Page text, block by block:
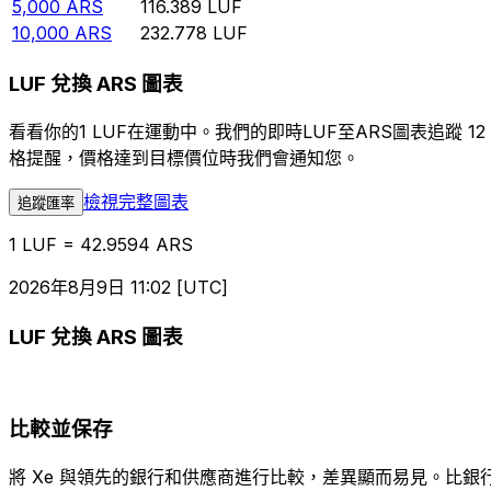
5,000 ARS 116.389 LUF
10,000 ARS 232.778 LUF
LUF 兌換 ARS 圖表
看看你的1 LUF在運動中。我們的即時LUF至ARS圖表追蹤
格提醒，價格達到目標價位時我們會通知您。
追蹤匯率 檢視完整圖表
1 LUF = 42.9594 ARS
2026年8月9日 11:02 [UTC]
LUF 兌換 ARS 圖表
比較並保存
將 Xe 與領先的銀行和供應商進行比較，差異顯而易見。比